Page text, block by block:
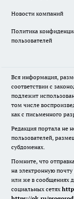
Новости компаний
Политика
пользователей
Вся информация,
соответствии с
подлежит
том числе
как с письменного
Редакция портала не
пользователей,
субдоменах.
Помните, что
на электронную
или же в сообщениях
социальных сетях